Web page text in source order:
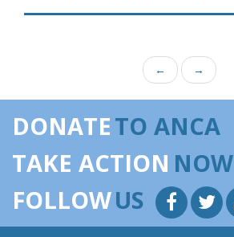
← →
DONATETO ANCA
TAKE ACTION NOW
FOLLOWUS